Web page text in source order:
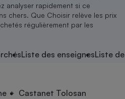
analyser rapidement si ce
chers. Que Choisir relève les prix
régulièrement par les
Liste des enseignesListe
Castanet Tolosan
Agriculture
Produit alimentaire
Achat - Vente - Location
Carburant
Magasin - Grande surface
Marketing - Fidélisation
Air
Eau
Sport
Vacances - Tourisme
électrique
Service marchand
locale
Ensemble